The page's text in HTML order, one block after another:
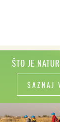
ŠTO JE
SAZNAJ